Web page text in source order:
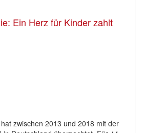
Ein Herz für Kinder zahlt
zwischen 2013 und 2018 mit der